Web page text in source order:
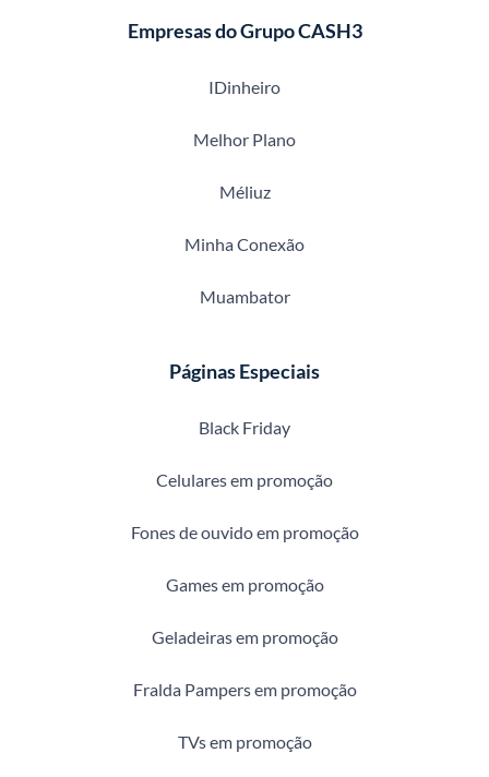
Empresas do Grupo CASH3
IDinheiro
Melhor Plano
Méliuz
Minha Conexão
Muambator
Páginas Especiais
Black Friday
Celulares em promoção
Fones de ouvido em promoção
Games em promoção
Geladeiras em promoção
Fralda Pampers em promoção
TVs em promoção